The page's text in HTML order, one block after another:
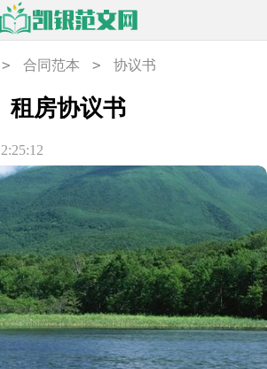
> 合同范本 > 协议书
租房协议书